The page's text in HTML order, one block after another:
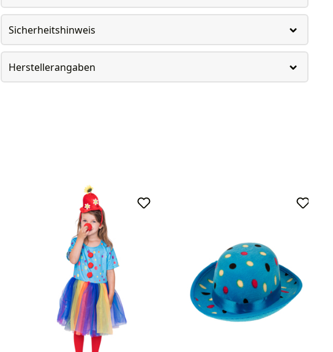
Sicherheitshinweis
Herstellerangaben